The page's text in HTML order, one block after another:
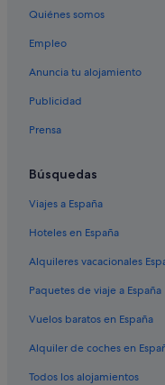
Lodges en Lisboa
Hoteles con
Vip Hotels en Lisboa
Hoteles que aceptan
Hoteles de 3 estrellas
Hoteles con todo
Hoteles de golf en
Hoteles para familias
Hoteles en la playa
Ericeira
Turcifal
Porto Salvo
Quiénes somos
Empleo
Anuncia tu alojamiento
Publicidad
Prensa
Búsquedas
Viajes a España
Hoteles en España
Alquileres vacacionales
Paquetes de viaje a España
Vuelos baratos en España
Alquiler de coches en
Todos los alojamientos